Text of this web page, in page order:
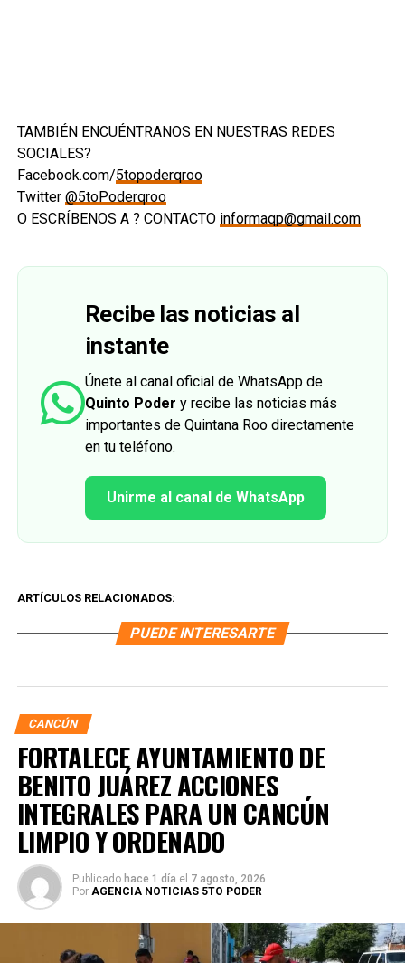
TAMBIÉN ENCUÉNTRANOS EN NUESTRAS REDES
SOCIALES?
Facebook.com/5topoderqroo
Twitter @5toPoderqroo
O ESCRÍBENOS A ? CONTACTO informaqp@gmail.com
Recibe las noticias al
instante
Únete al canal oficial de WhatsApp de
Quinto Poder y recibe las noticias más
importantes de Quintana Roo directamente
en tu teléfono.
Unirme al canal de WhatsApp
ARTÍCULOS RELACIONADOS:
PUEDE INTERESARTE
CANCÚN
FORTALECE AYUNTAMIENTO DE
BENITO JUÁREZ ACCIONES
INTEGRALES PARA UN CANCÚN
LIMPIO Y ORDENADO
Publicado hace 1 día el 7 agosto, 2026
Por AGENCIA NOTICIAS 5TO PODER